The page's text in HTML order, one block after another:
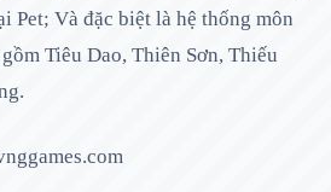
Pet; Và đặc biệt là hệ thống môn
Tiêu Dao, Thiên Sơn, Thiếu